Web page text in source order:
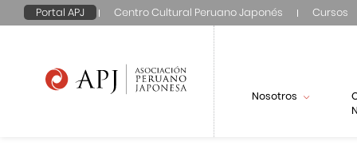
Portal APJ Centro Cultural Peruano Japonés Cursos
Nosotros